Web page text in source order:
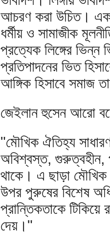
আচরণ করা উচিত।
ধর্মীয় ও সামাজীক
প্রত্যেক লিঙ্গের ভিন্ন
প্রতিপাদনের ভিত
আঙ্গিক হিসাবে সমাজ
জেইলান হুসেন আরো
"মৌখিক ঐতিহ্য
অবিশ্বস্ত, গুরুত্বহীন,
থাকে। এ ছাড়া
উপর পুরুষের বিশেষ
প্রান্তিকতাকে টিকিয়ে
দেয়।"